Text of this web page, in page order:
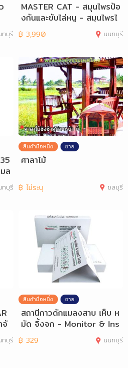
ทบุรี
MASTER CAT - สมุนไพรป้อ
งกันและขับไล่หนู - สมุนไพรไ
ล่หนู - R
฿ 3,990 นนทบุรี
ล
ทบุรี
สินค้ามือหนึ่ง ขาย
ศาลาไม้
฿ ไม่ระบุ ชลบุรี
จั
ทบุรี
สินค้ามือหนึ่ง ขาย
สถานีกาวดักแมลงสาบ เห็บ ห
มัด จิ้งจก - Monitor & Ins
ect Trap
฿ 329 นนทบุรี